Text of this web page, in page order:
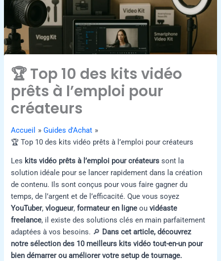
🏆 Top 10 des kits vidéo
prêts à l’emploi pour
créateurs
Accueil
Guides d'Achat
🏆 Top 10 des kits vidéo prêts à l’emploi pour créateurs
Les kits vidéo prêts à l’emploi pour créateurs sont la
solution idéale pour se lancer rapidement dans la création
de contenu. Ils sont conçus pour vous faire gagner du
temps, de l’argent et de l’efficacité. Que vous soyez
YouTuber,vlogueur,formateur en ligne ouvidéaste
freelance, il existe des solutions clés en main parfaitement
adaptées à vos besoins. 🔎 Dans cet article, découvrez
notre sélection des 10 meilleurs kits vidéo tout-en-un pour
bien démarrer ou améliorer votre setup de tournage.